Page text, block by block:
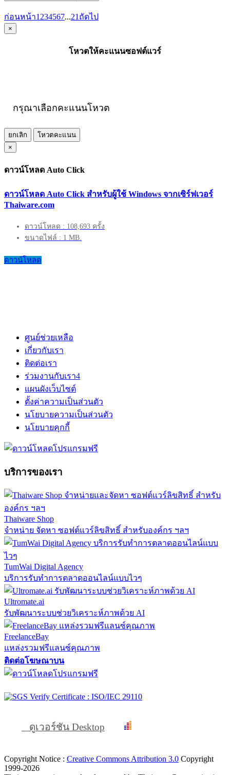
ก่อนหน้า1 234567...21 ถัดไป
×
โหวตให้คะแนนซอฟต์แวร์
กรุณาเลือกคะแนนโหวต
ยกเลิก
โหวตคะแนน
×
ดาวน์โหลด Auto Click
ดาวน์โหลด Auto Click สำหรับผู้ใช้ Windows จากเซิร์ฟเวอร์
Thaiware.com
ดาวน์โหลด : 108,693 ครั้ง
ขนาดไฟล์ : 1 MB.
ดาวน์โหลด
ศูนย์ช่วยเหลือ
เกี่ยวกับเรา
ติดต่อเรา
ร่วมงานกับเรา4
แผนผังเว็บไซต์
ตั้งค่าความเป็นส่วนตัว
นโยบายความเป็นส่วนตัว
นโยบายคุกกี้
บริการของเรา
Thaiware Shop
จำหน่าย จัดหา ซอฟต์แวร์ลิขสิทธิ์ สำหรับองค์กร ฯลฯ
TumWai Digital Agency
บริการรับทำการตลาดออนไลน์แบบไวๆ
Ultromate.ai
รับพัฒนาระบบช่วยวิเคราะห์ภาพด้วย AI
FreelanceBay
แหล่งรวมฟรีแลนซ์คุณภาพ
ติดต่อโฆษณาบน
ดูเวอร์ชัน Desktop
Copyright Notice : Creative Commons Attribution 3.0 Copyright
1999-2026